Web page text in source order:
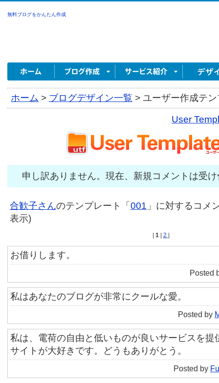
無料ブログをかんたん作成
ホーム > ブログデザイン一覧 > ユーザー作成テ
User
申し訳ありません。現在、新規コメントは受
合歓子さんのテンプレート「 001 」に対するコメ
表示)
1 2
お借りします。
Posted
私はあなたのブログが非常にクールな愛。
Posted by
私は、電荷の自由と低いものが良いサービスを提
サイトが大好きです。どうもありがとう。
Posted by